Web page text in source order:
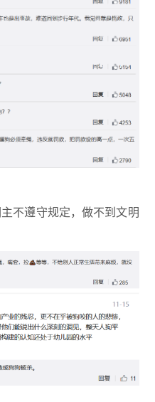
不遵守规定，做不到文明